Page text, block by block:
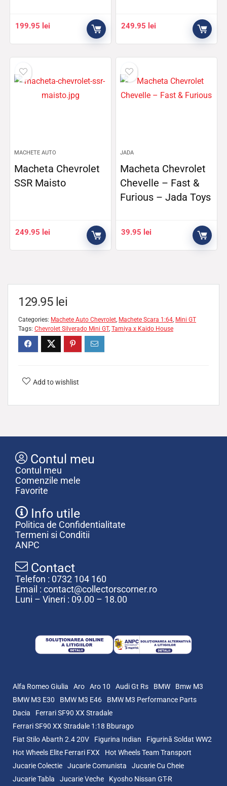
199.95 lei 249.95 lei
MACHETE AUTO
Macheta Chevrolet
SSR Maisto
249.95 lei
JADA
Macheta Chevrolet
Chevelle – Fast &
Furious – Jada Toys
39.95 lei
129.95 lei
Categories: Machete Auto Chevrolet, Machete Scara 1:64, Mini GT
Tags: Chevrolet Silverado Mini GT, Tamiya x Kaido House
Add to wishlist
Contul meu
Contul meu
Comenzile mele
Favorite
Info utile
Politica de Confidentialitate
Termeni si Conditii
ANPC
Contact
Telefon : 0732 104 160
Email : contact@collectorscorner.ro
Luni – Vineri : 09.00 – 18.00
Alfa Romeo Giulia Aro Aro 10 Audi Gt Rs BMW
Bmw M3
BMW M3 E30
BMW M3 E46
BMW M3 Performance Parts
Dacia
Ferrari SF90 XX Stradale
Ferrari SF90 XX Stradale 1:18 Bburago
Fiat Stilo Abarth 2.4 20V
Figurina Indian
Figurină Soldat WW2
Hot Wheels Elite Ferrari FXX
Hot Wheels Team Transport
Jucarie Colectie
Jucarie Comunista
Jucarie Cu Cheie
Jucarie Tabla
Jucarie Veche Kyosho Nissan GT-R